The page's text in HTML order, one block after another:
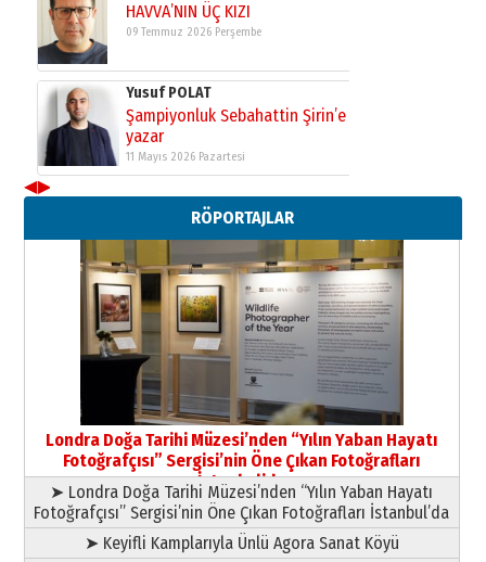
HAVVA’NIN ÜÇ KIZI
09 Temmuz 2026 Perşembe
Yusuf POLAT
Şampiyonluk Sebahattin Şirin’e
yazar
11 Mayıs 2026 Pazartesi
Neşat YALÇIN
Paranın Aile Kültüründeki Yeri
03 Ağustos 2026 Pazartesi
Yıldırım Gündoğdu
HAVVA’NIN ÜÇ KIZI
09 Temmuz 2026 Perşembe
Yusuf POLAT
Şampiyonluk Sebahattin Şirin’e
yazar
11 Mayıs 2026 Pazartesi
◀▶
RÖPORTAJLAR
Londra Doğa Tarihi Müzesi’nden “Yılın Yaban Hayatı
Fotoğrafçısı” Sergisi’nin Öne Çıkan Fotoğrafları
İstanbul’da
➤ Londra Doğa Tarihi Müzesi’nden “Yılın Yaban Hayatı
Fotoğrafçısı” Sergisi’nin Öne Çıkan Fotoğrafları İstanbul’da
➤ Keyifli Kamplarıyla Ünlü Agora Sanat Köyü